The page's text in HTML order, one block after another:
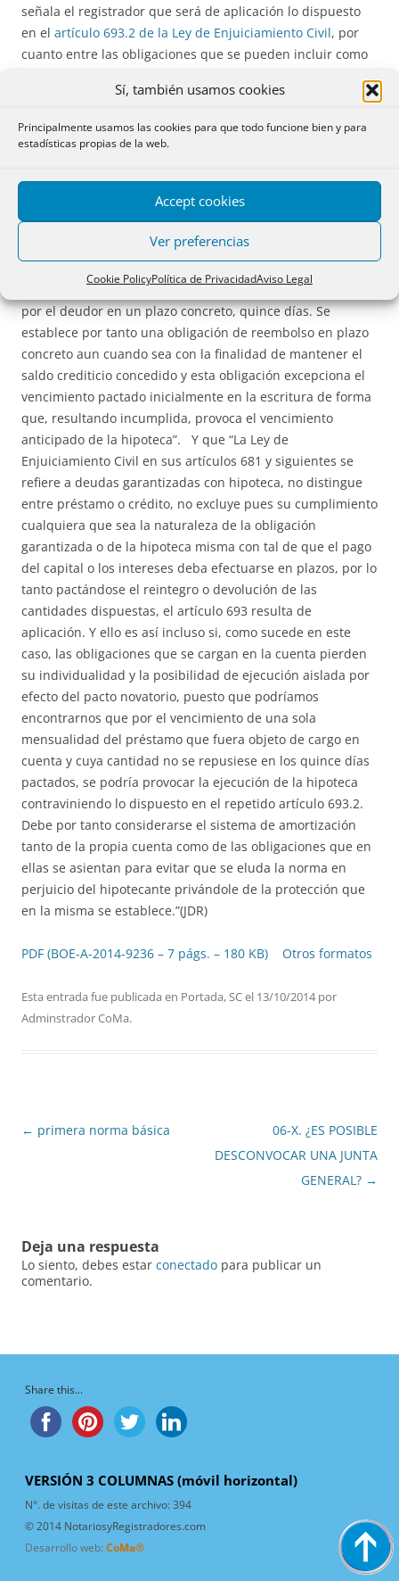
Sí, también usamos cookies
Principalmente usamos las cookies para que todo funcione bien y para
estadísticas propias de la web.
Accept cookies
Ver preferencias
Cookie PolicyPolítica de PrivacidadAviso Legal
señala el registrador que será de aplicación lo dispuesto
en el artículo 693.2 de la Ley de Enjuiciamiento Civil, por
cuanto entre las obligaciones que se pueden incluir como
cualquier operación de préstamo, cualquiera que sea la
jurídica de hipoteca de máximo en el que no se prevén
plazos ni cuotas, sean mensuales o no.
también confirma aquí la calificación registral.
disposiciones del crédito concedido deben reintegrarse
por el deudor en un plazo concreto, quince días. Se
establece por tanto una obligación de reembolso en plazo
concreto aun cuando sea con la finalidad de mantener el
saldo crediticio concedido y esta obligación excepciona el
vencimiento pactado inicialmente en la escritura de forma
que, resultando incumplida, provoca el vencimiento
anticipado de la hipoteca”. Y que “La Ley de
Enjuiciamiento Civil en sus artículos 681 y siguientes se
refiere a deudas garantizadas con hipoteca, no distingue
entre préstamo o crédito, no excluye pues su cumplimiento
cualquiera que sea la naturaleza de la obligación
garantizada o de la hipoteca misma con tal de que el pago
del capital o los intereses deba efectuarse en plazos, por lo
tanto pactándose el reintegro o devolución de las
cantidades dispuestas, el artículo 693 resulta de
aplicación. Y ello es así incluso si, como sucede en este
caso, las obligaciones que se cargan en la cuenta pierden
su individualidad y la posibilidad de ejecución aislada por
efecto del pacto novatorio, puesto que podríamos
encontrarnos que por el vencimiento de una sola
mensualidad del préstamo que fuera objeto de cargo en
cuenta y cuya cantidad no se repusiese en los quince días
pactados, se podría provocar la ejecución de la hipoteca
contraviniendo lo dispuesto en el repetido artículo 693.2.
Debe por tanto considerarse el sistema de amortización
tanto de la propia cuenta como de las obligaciones que en
ellas se asientan para evitar que se eluda la norma en
perjuicio del hipotecante privándole de la protección que
en la misma se establece.”(JDR)
PDF (BOE-A-2014-9236 – 7 págs. – 180 KB) Otros formatos
Esta entrada fue publicada en Portada,SCel 13/10/2014por
Adminstrador CoMa.
Navegación
← primera norma básica
06-X. ¿ES POSIBLE
DESCONVOCAR UNA JUNTA
GENERAL? →
Deja una respuesta
Lo siento, debes estar conectado para publicar un
comentario.
Share this...
VERSIÓN 3 COLUMNAS (móvil horizontal)
N°. de visitas de este archivo:394
© 2014 NotariosyRegistradores.com
Desarrollo web: CoMa®